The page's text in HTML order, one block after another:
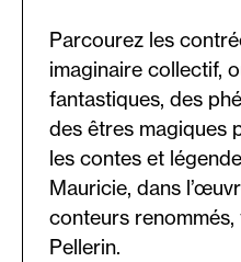
Parcourez les
imaginaire collectif,
fantastiques, des
des êtres magiques
les contes et
Mauricie, dans
conteurs
Pellerin.